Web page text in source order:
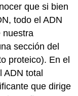
que si bien
todo el ADN
nuestra
sección del
proteico). En el
ADN total
que dirige